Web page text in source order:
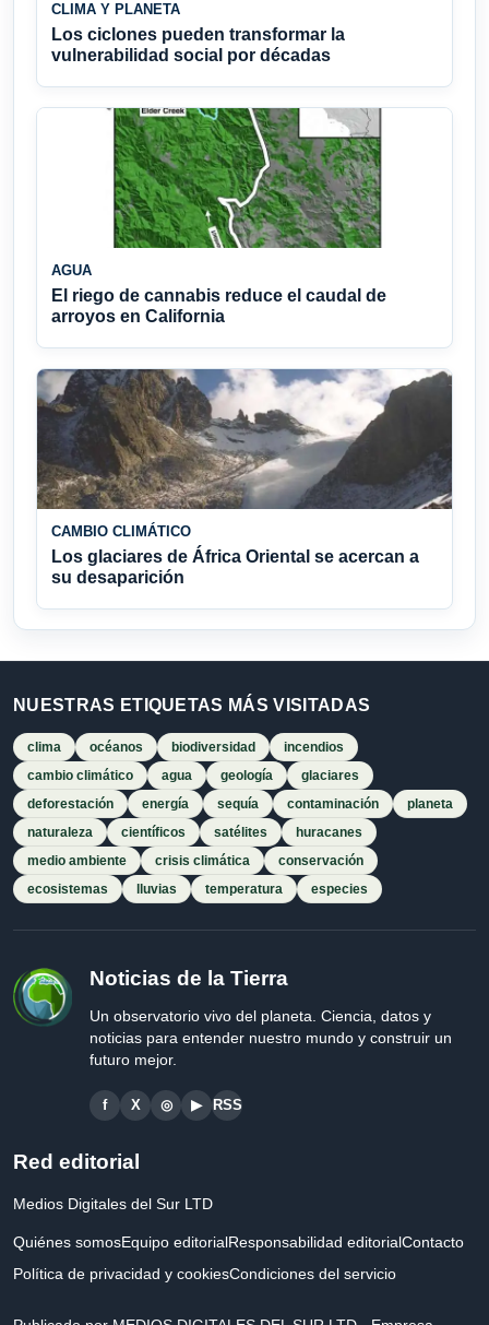
CLIMA Y PLANETA
Los ciclones pueden transformar la
vulnerabilidad social por décadas
AGUA
El riego de cannabis reduce el caudal de
arroyos en California
CAMBIO CLIMÁTICO
Los glaciares de África Oriental se acercan a
su desaparición
NUESTRAS ETIQUETAS MÁS VISITADAS
clima océanos biodiversidad
incendios
cambio climático
agua geología
glaciares
deforestación
energía sequía contaminación
planeta
naturaleza
científicos satélites
huracanes
medio ambiente
crisis climática
conservación
ecosistemas
lluvias temperatura especies
Noticias de la Tierra
Un observatorio vivo del planeta. Ciencia, datos y
noticias para entender nuestro mundo y construir un
futuro mejor.
f X ◎ ▶ RSS
Red editorial
Medios Digitales del Sur LTD
Quiénes somosEquipo editorialResponsabilidad editorialContacto
Política de privacidad y cookiesCondiciones del servicio